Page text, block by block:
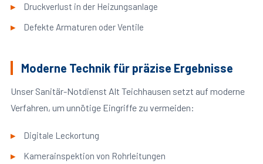
Druckverlust in der Heizungsanlage
Defekte Armaturen oder Ventile
Moderne Technik für präzise Ergebnisse
Unser Sanitär-Notdienst Alt Teichhausen setzt auf moderne
Verfahren, um unnötige Eingriffe zu vermeiden:
Digitale Leckortung
Kamerainspektion von Rohrleitungen